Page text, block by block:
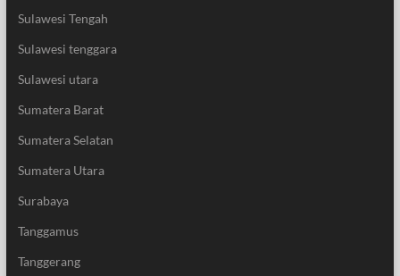
Sulawesi Tengah
Sulawesi tenggara
Sulawesi utara
Sumatera Barat
Sumatera Selatan
Sumatera Utara
Surabaya
Tanggamus
Tanggerang